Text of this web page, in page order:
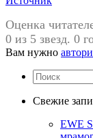
Оценка
0 из 5 звезд. 0
Вам нужно
Свежие
EWE